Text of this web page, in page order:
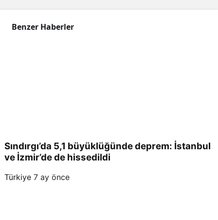
Benzer Haberler
Sındırgı’da 5,1 büyüklüğünde deprem: İstanbul
ve İzmir’de de hissedildi
Türkiye 7 ay önce